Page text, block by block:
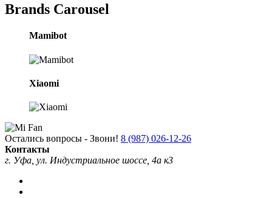
Brands Carousel
Mamibot
Xiaomi
Остались вопросы - Звони! 8 (987) 026-12-26
Контакты
г. Уфа, ул. Индустриальное шоссе, 4а к3